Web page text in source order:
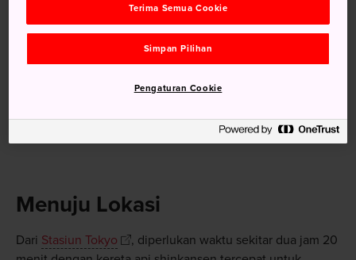
Menuju Lokasi
Dari Stasiun Tokyo
, diperlukan waktu sekitar dua jam 20
Terima Semua Cookie
Simpan Pilihan
Pengaturan Cookie